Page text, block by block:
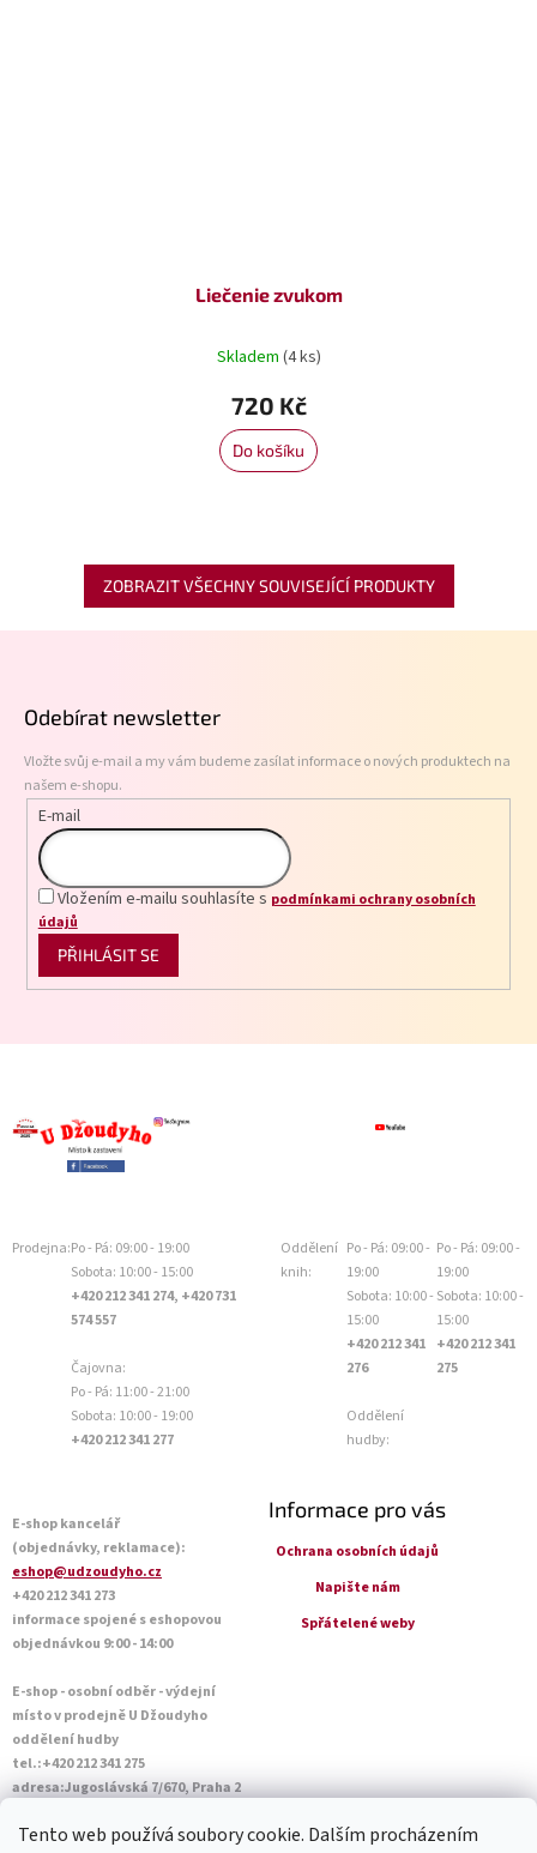
Tento web používá soubory cookie. Dalším procházením
Liečenie zvukom
Skladem (4 ks)
720 Kč
Do košíku
ZOBRAZIT VŠECHNY SOUVISEJÍCÍ PRODUKTY
Odebírat newsletter
Vložte svůj e-mail a my vám budeme zasílat informace o nových produktech na
našem e-shopu.
E-mail
Vložením e-mailu souhlasíte s podmínkami ochrany osobních
údajů
PŘIHLÁSIT SE
Prodejna:Po - Pá: 09:00 - 19:00
Sobota: 10:00 - 15:00
+420 212 341 274, +420 731
574 557
Čajovna:
Po - Pá: 11:00 - 21:00
Sobota: 10:00 - 19:00
+420 212 341 277
Oddělení
knih:
Po - Pá: 09:00 -
19:00
Sobota: 10:00 -
15:00
+420 212 341
276
Oddělení
hudby:
Po - Pá: 09:00 -
19:00
Sobota: 10:00 -
15:00
+420 212 341
275
E-shop kancelář
(objednávky, reklamace):
eshop@udzoudyho.cz
+420 212 341 273
informace spojené s eshopovou
objednávkou 9:00 - 14:00
E-shop - osobní odběr - výdejní
místo v prodejně U Džoudyho
oddělení hudby
tel.:+420 212 341 275
adresa:Jugoslávská 7/670, Praha 2
Sobota: 10:00 - 14:45
Informace pro vás
Ochrana osobních údajů
Napište nám
Spřátelené weby